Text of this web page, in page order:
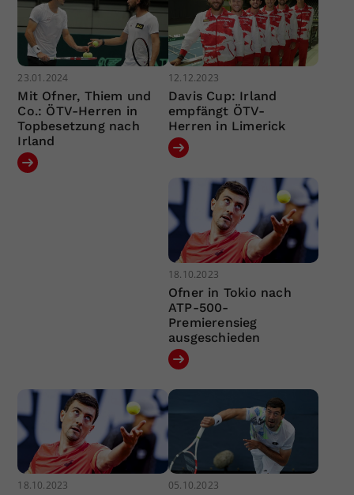
23.01.2024
Mit Ofner, Thiem und
Co.: ÖTV-Herren in
Topbesetzung nach
Irland
12.12.2023
Davis Cup: Irland
empfängt ÖTV-
Herren in Limerick
18.10.2023
Ofner in Tokio nach
ATP-500-
Premierensieg
ausgeschieden
18.10.2023 05.10.2023